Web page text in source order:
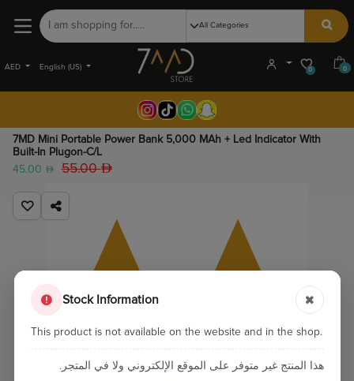
AED English (US) 0 0
7MD Mini Portable Power Bank 5,000 MAh + Led Indicator With
Built-In Plugon-C/L
45.00
55.00
Stock Information
This product is not available on the website and in the shop.
هذا المنتج غير متوفر على الموقع الإلكتروني ولا في المتجر.